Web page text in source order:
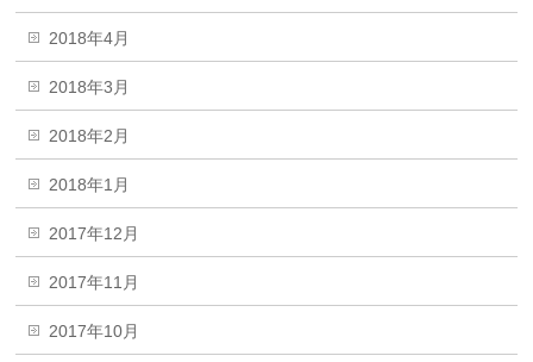
2018年4月
2018年3月
2018年2月
2018年1月
2017年12月
2017年11月
2017年10月